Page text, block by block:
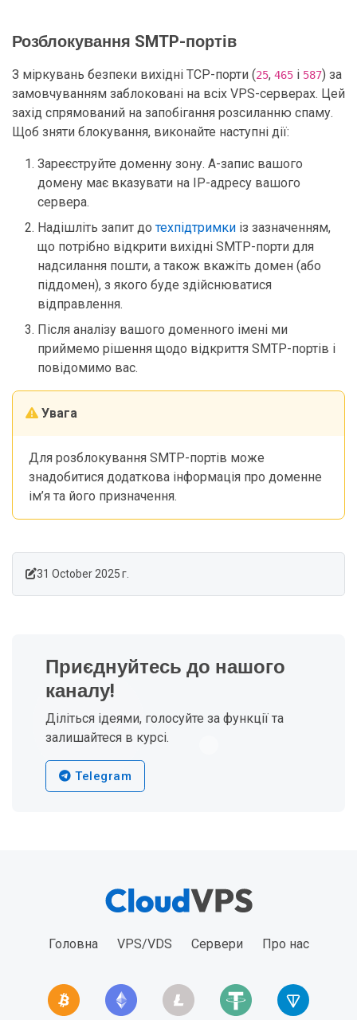
Розблокування SMTP-портів
З міркувань безпеки вихідні TCP-порти (25, 465 і 587) за
замовчуванням заблоковані на всіх VPS-серверах. Цей
захід спрямований на запобігання розсиланню спаму.
Щоб зняти блокування, виконайте наступні дії:
Зареєструйте доменну зону. A-запис вашого
домену має вказувати на IP-адресу вашого
сервера.
Надішліть запит дотехпідтримки із зазначенням,
що потрібно відкрити вихідні SMTP-порти для
надсилання пошти, а також вкажіть домен (або
піддомен), з якого буде здійснюватися
відправлення.
Після аналізу вашого доменного імені ми
приймемо рішення щодо відкриття SMTP-портів і
повідомимо вас.
Увага
Для розблокування SMTP-портів може
знадобитися додаткова інформація про доменне
ім’я та його призначення.
31 October 2025 г.
Приєднуйтесь до нашого
каналу!
Діліться ідеями, голосуйте за функції та
залишайтеся в курсі.
Telegram
Головна VPS/VDS Сервери Про нас